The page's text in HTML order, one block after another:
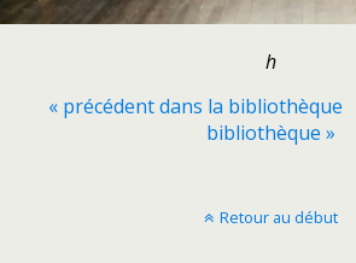
h
« précédent dans la bibliothèque
bibliothèque »
Retour au début